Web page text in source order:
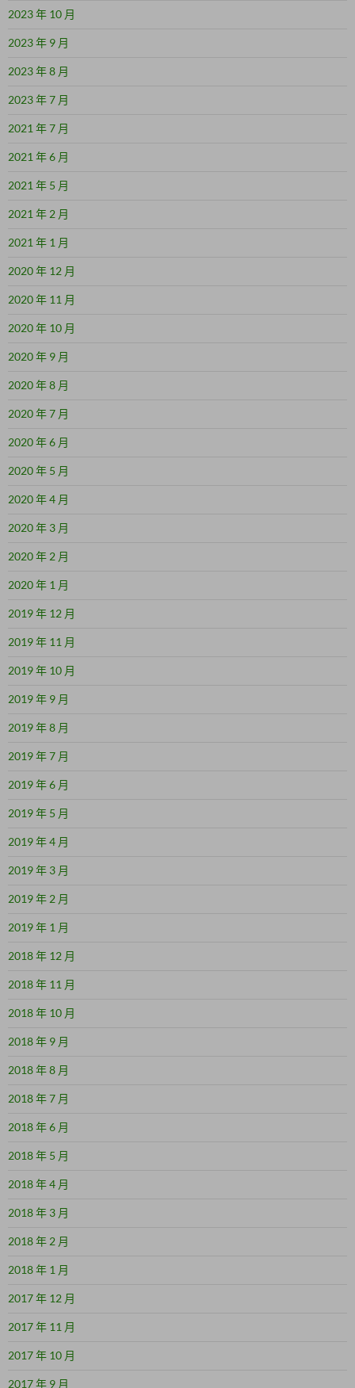
2023 年 10 月
2023 年 9 月
2023 年 8 月
2023 年 7 月
2021 年 7 月
2021 年 6 月
2021 年 5 月
2021 年 2 月
2021 年 1 月
2020 年 12 月
2020 年 11 月
2020 年 10 月
2020 年 9 月
2020 年 8 月
2020 年 7 月
2020 年 6 月
2020 年 5 月
2020 年 4 月
2020 年 3 月
2020 年 2 月
2020 年 1 月
2019 年 12 月
2019 年 11 月
2019 年 10 月
2019 年 9 月
2019 年 8 月
2019 年 7 月
2019 年 6 月
2019 年 5 月
2019 年 4 月
2019 年 3 月
2019 年 2 月
2019 年 1 月
2018 年 12 月
2018 年 11 月
2018 年 10 月
2018 年 9 月
2018 年 8 月
2018 年 7 月
2018 年 6 月
2018 年 5 月
2018 年 4 月
2018 年 3 月
2018 年 2 月
2018 年 1 月
2017 年 12 月
2017 年 11 月
2017 年 10 月
2017 年 9 月